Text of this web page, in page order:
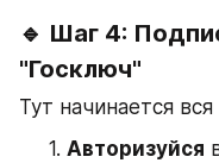
🔹 Шаг 4:
"Госключ"
Тут начинается вся
Авторизуйся